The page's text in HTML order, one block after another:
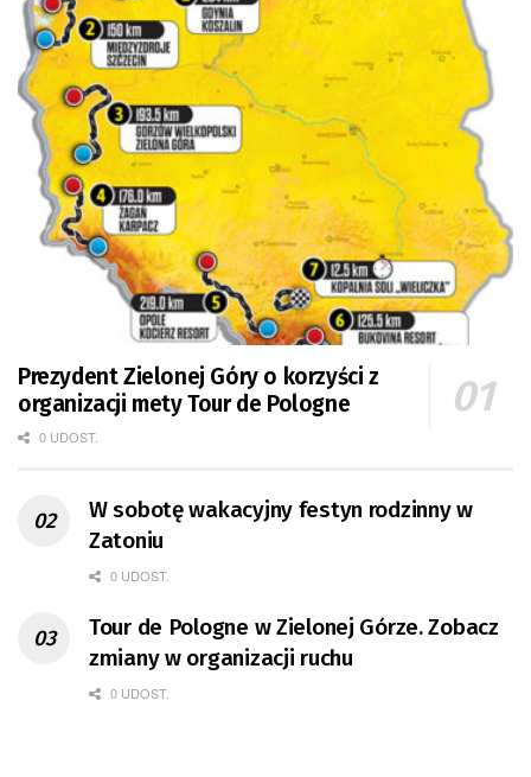
Prezydent Zielonej Góry o korzyści z
organizacji mety Tour de Pologne
0 UDOST.
W sobotę wakacyjny festyn rodzinny w
Zatoniu
0 UDOST.
Tour de Pologne w Zielonej Górze. Zobacz
zmiany w organizacji ruchu
0 UDOST.